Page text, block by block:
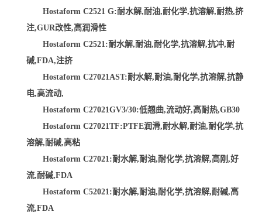
Hostaform C2521 G:耐水解,耐油,耐化学,抗溶解,耐热,挤
注,GUR改性,高润滑性
Hostaform C2521:耐水解,耐油,耐化学,抗溶解,抗冲,耐
碱,FDA,注挤
Hostaform C27021AST:耐水解,耐油,耐化学,抗溶解,抗静
电,高流动,
Hostaform C27021GV3/30:低翘曲,流动好,高耐热,GB30
Hostaform C27021TF:PTFE润滑,耐水解,耐油,耐化学,抗
溶解,耐碱,高粘
Hostaform C27021:耐水解,耐油,耐化学,抗溶解,高刚,好
流,耐碱,FDA
Hostaform C52021:耐水解,耐油,耐化学,抗溶解,耐碱,高
流,FDA